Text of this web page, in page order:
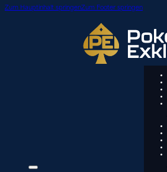
Zum Hauptinhalt springenZum Footer springen